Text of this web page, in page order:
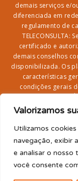
Valorizamos
Utilizamos
navegação, exibir
e analisar o nosso
você consente
demais serviços e/
diferenciada em
regulamento de
certificado e
demais conselhos
disponibilizada. Os
características
condições gerais
serviços na rede
PESSOAIS,
RESIDENCIAL E
garantido
adesão/